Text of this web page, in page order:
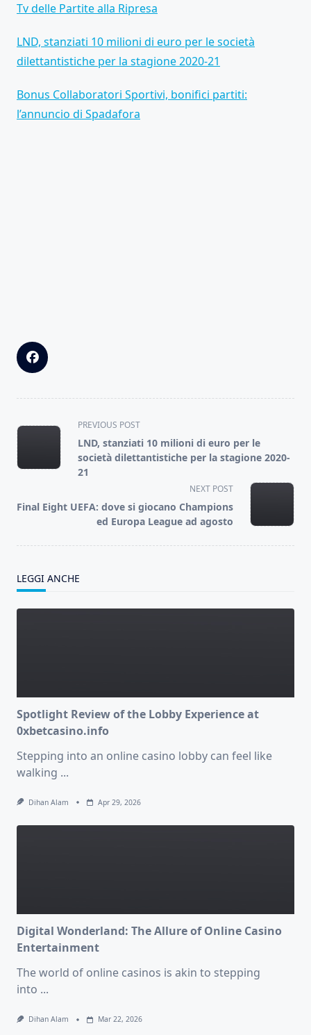
Tv delle Partite alla Ripresa
LND, stanziati 10 milioni di euro per le società
dilettantistiche per la stagione 2020-21
Bonus Collaboratori Sportivi, bonifici partiti:
l’annuncio di Spadafora
<span
class="nav-
subtitle
screen-
text">Page</span>
PREVIOUS POST
LND, stanziati 10 milioni di euro per le
società dilettantistiche per la stagione 2020-
21
NEXT POST
Final Eight UEFA: dove si giocano Champions
ed Europa League ad agosto
LEGGI ANCHE
Spotlight Review of the Lobby Experience at
0xbetcasino.info
Stepping into an online casino lobby can feel like
walking ...
Dihan Alam Apr 29, 2026
Digital Wonderland: The Allure of Online Casino
Entertainment
The world of online casinos is akin to stepping
into ...
Dihan Alam Mar 22, 2026